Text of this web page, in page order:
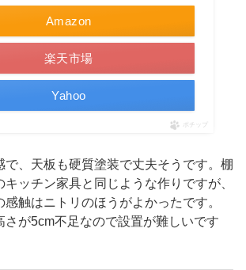
Amazon
楽天市場
Yahoo
ポチップ
で、天板も硬質塗装で丈夫そうです。棚
ッチン家具と同じような作りですが、
感触はニトリのほうがよかったです。
さが5cm不足なので設置が難しいです